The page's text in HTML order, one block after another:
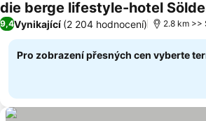
die berge lifestyle-hotel
9,4Vynikající (2 204 hodnocení) 2.8 km >>
Pro zobrazení přesných cen vyberte